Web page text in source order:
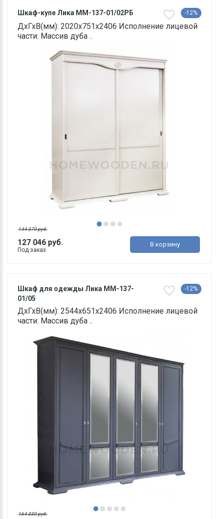
Шкаф-купе Лика ММ-137-01/02РБ -12%
ДхГхВ(мм): 2020х751х2406 Исполнение лицевой
части: Массив дуба ..
127 046 руб.
144 370 руб.
Под заказ
В корзину
Шкаф для одежды Лика ММ-137-
01/05
-12%
ДхГхВ(мм): 2544х651х2406 Исполнение лицевой
части: Массив дуба ..
164 330 руб.